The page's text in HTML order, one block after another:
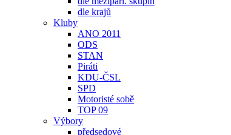
dle krajů
Kluby
ANO 2011
ODS
STAN
Piráti
KDU-ČSL
SPD
Motoristé sobě
TOP 09
Výbory
předsedové